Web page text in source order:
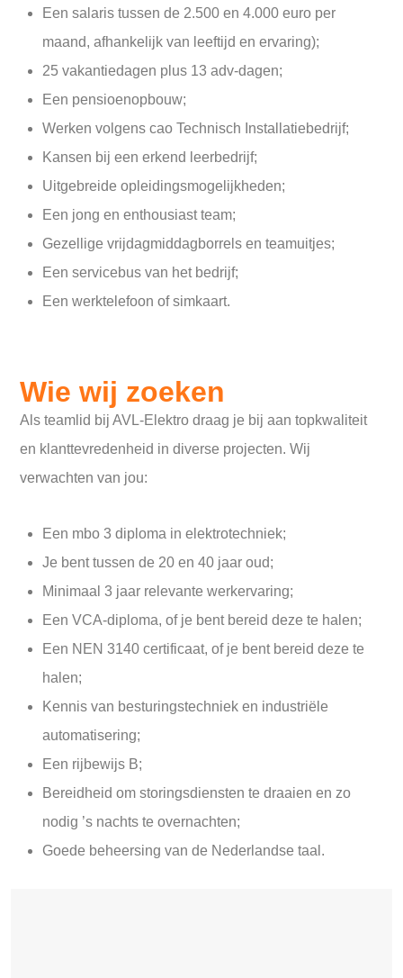
Een salaris tussen de 2.500 en 4.000 euro per
maand, afhankelijk van leeftijd en ervaring);
25 vakantiedagen plus 13 adv-dagen;
Een pensioenopbouw;
Werken volgens cao Technisch Installatiebedrijf;
Kansen bij een erkend leerbedrijf;
Uitgebreide opleidingsmogelijkheden;
Een jong en enthousiast team;
Gezellige vrijdagmiddagborrels en teamuitjes;
Een servicebus van het bedrijf;
Een werktelefoon of simkaart.
Wie wij zoeken
Als teamlid bij AVL-Elektro draag je bij aan topkwaliteit
en klanttevredenheid in diverse projecten. Wij
verwachten van jou:
Een mbo 3 diploma in elektrotechniek;
Je bent tussen de 20 en 40 jaar oud;
Minimaal 3 jaar relevante werkervaring;
Een VCA-diploma, of je bent bereid deze te halen;
Een NEN 3140 certificaat, of je bent bereid deze te
halen;
Kennis van besturingstechniek en industriële
automatisering;
Een rijbewijs B;
Bereidheid om storingsdiensten te draaien en zo
nodig ’s nachts te overnachten;
Goede beheersing van de Nederlandse taal.